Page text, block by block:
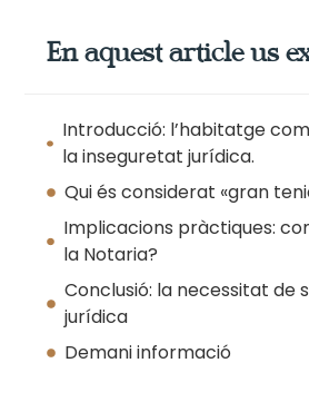
En aquest article us
Introducció: l’habitatge
la inseguretat jurídica.
Qui és considerat «gran
Implicacions pràctiques:
la Notaria?
Conclusió: la necessitat de
jurídica
Demani informació